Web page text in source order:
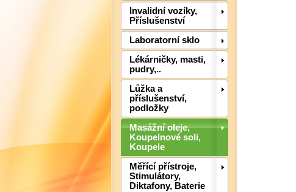
Invalidní vozíky,
Příslušenství
Laboratorní sklo
Lékárničky, masti,
pudry,..
Lůžka a
příslušenství,
podložky
Masážní oleje,
Koupelnové soli,
Koupele
Měřící přístroje,
Stimulátory,
Diktafony, Baterie